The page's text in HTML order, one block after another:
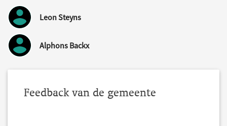
Leon Steyns
Alphons Backx
Feedback van de gemeente